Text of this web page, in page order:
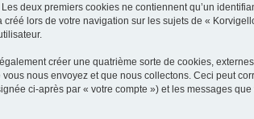
deux premiers cookies ne contiennent qu’un
lors de votre navigation sur les sujets de «
créer une quatrième sorte de cookies,
nous envoyez et que nous collectons. Ceci peut
ci-après par « votre compte ») et les messages